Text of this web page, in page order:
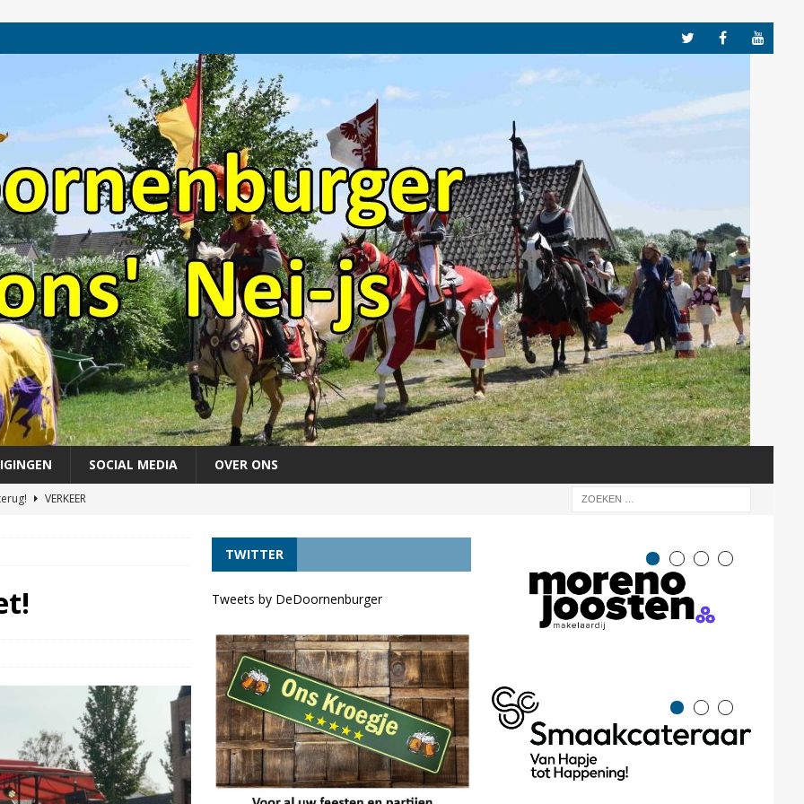
SOCIAL MEDIA OVER ONS
VERKEER
uit de vaart door lage waterstand *UPDATE*
als lijsttrekker VVD Provinciale verkiezingen
tóch voordelen
TWITTER
Tweets by DeDoornenburger